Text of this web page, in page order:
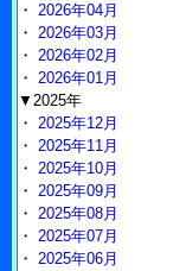
・ 2026年04月
・ 2026年03月
・ 2026年02月
・ 2026年01月
▼2025年
・ 2025年12月
・ 2025年11月
・ 2025年10月
・ 2025年09月
・ 2025年08月
・ 2025年07月
・ 2025年06月